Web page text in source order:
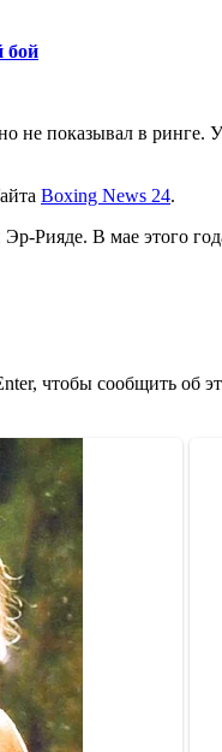
бой
показывал в
Boxing News 24.
Рияде. В мае этого
чтобы сообщить об